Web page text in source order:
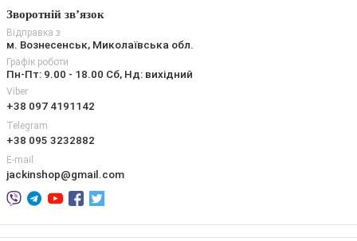
Зворотній зв’язок
Відправка з
м. Вознесенськ, Миколаївська обл.
Графік роботи
Пн-Пт: 9.00 - 18.00 Сб, Нд: вихідний
Viber
+38 097 4191142
Telegram
+38 095 3232882
E-mail
jackinshop@gmail.com